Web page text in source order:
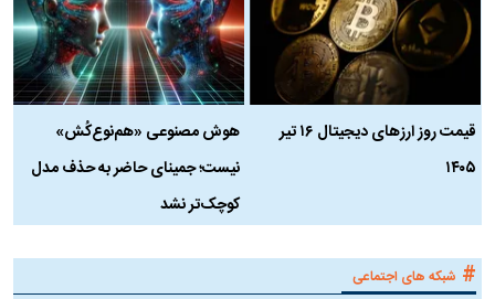
قیمت روز ارز‌های دیجیتال ۱۶ تیر
۱۴۰۵
هوش مصنوعی «هم‌نوع‌کُش»
نیست؛ جمینای حاضر به حذف مدل
کوچک‌تر نشد
# شبکه های اجتماعی